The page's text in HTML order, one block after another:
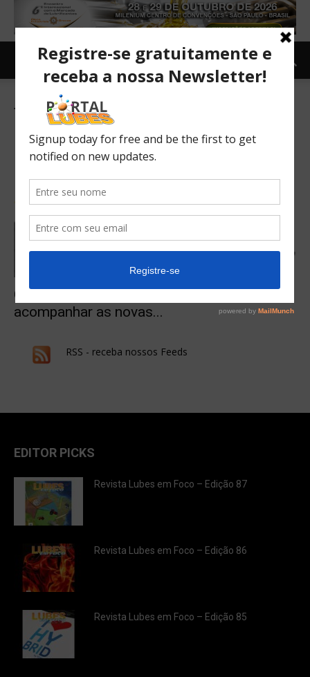
Tag: Colaboração externa
O que o setor automotivo deve fazer para
acompanhar as novas...
RSS - receba nossos Feeds
EDITOR PICKS
Revista Lubes em Foco – Edição 87
Revista Lubes em Foco – Edição 86
Revista Lubes em Foco – Edição 85